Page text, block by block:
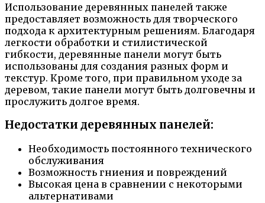
Использование деревянных панелей также
предоставляет возможность для творческого
подхода к архитектурным решениям. Благодаря
легкости обработки и стилистической
гибкости, деревянные панели могут быть
использованы для создания разных форм и
текстур. Кроме того, при правильном уходе за
деревом, такие панели могут быть долговечны и
прослужить долгое время.
Недостатки деревянных панелей:
Необходимость постоянного технического
обслуживания
Возможность гниения и повреждений
Высокая цена в сравнении с некоторыми
альтернативами